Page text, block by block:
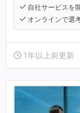
自社サービスを
オンラインで選
1年以上前更新